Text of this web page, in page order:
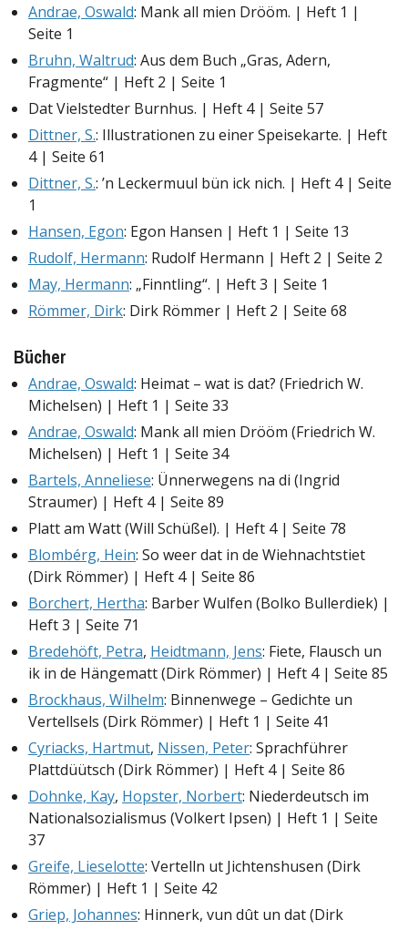
Andrae, Oswald: Mank all mien Drööm. | Heft 1 |
Seite 1
Bruhn, Waltrud: Aus dem Buch „Gras, Adern,
Fragmente“ | Heft 2 | Seite 1
Dat Vielstedter Burnhus. | Heft 4 | Seite 57
Dittner, S.: Illustrationen zu einer Speisekarte. | Heft
4 | Seite 61
Dittner, S.: ’n Leckermuul bün ick nich. | Heft 4 | Seite
1
Hansen, Egon: Egon Hansen | Heft 1 | Seite 13
Rudolf, Hermann: Rudolf Hermann | Heft 2 | Seite 2
May, Hermann: „Finntling“. | Heft 3 | Seite 1
Römmer, Dirk: Dirk Römmer | Heft 2 | Seite 68
Bücher
Andrae, Oswald: Heimat – wat is dat? (Friedrich W.
Michelsen) | Heft 1 | Seite 33
Andrae, Oswald: Mank all mien Drööm (Friedrich W.
Michelsen) | Heft 1 | Seite 34
Bartels, Anneliese: Ünnerwegens na di (Ingrid
Straumer) | Heft 4 | Seite 89
Platt am Watt (Will Schüßel). | Heft 4 | Seite 78
Blombérg, Hein: So weer dat in de Wiehnachtstiet
(Dirk Römmer) | Heft 4 | Seite 86
Borchert, Hertha: Barber Wulfen (Bolko Bullerdiek) |
Heft 3 | Seite 71
Bredehöft, Petra, Heidtmann, Jens: Fiete, Flausch un
ik in de Hängematt (Dirk Römmer) | Heft 4 | Seite 85
Brockhaus, Wilhelm: Binnenwege – Gedichte un
Vertellsels (Dirk Römmer) | Heft 1 | Seite 41
Cyriacks, Hartmut, Nissen, Peter: Sprachführer
Plattdüütsch (Dirk Römmer) | Heft 4 | Seite 86
Dohnke, Kay, Hopster, Norbert: Niederdeutsch im
Nationalsozialismus (Volkert Ipsen) | Heft 1 | Seite
37
Greife, Lieselotte: Vertelln ut Jichtenshusen (Dirk
Römmer) | Heft 1 | Seite 42
Griep, Johannes: Hinnerk, vun dût un dat (Dirk